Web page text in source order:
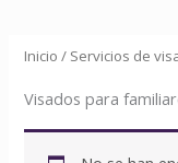
Inicio / Servicios de
Visados para